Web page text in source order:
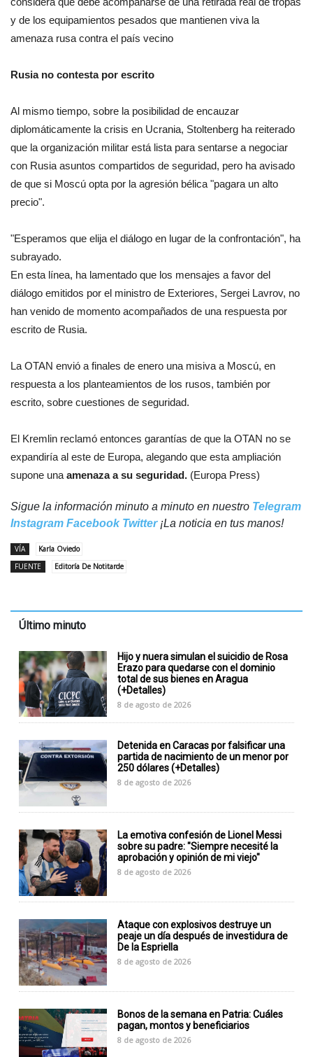
y de los equipamientos pesados que mantienen viva la
amenaza rusa contra el país vecino
Rusia no contesta por escrito
Al mismo tiempo, sobre la posibilidad de encauzar
diplomáticamente la crisis en Ucrania, Stoltenberg ha reiterado
que la organización militar está lista para sentarse a negociar
con Rusia asuntos compartidos de seguridad, pero ha avisado
de que si Moscú opta por la agresión bélica "pagara un alto
precio".
"Esperamos que elija el diálogo en lugar de la confrontación", ha
subrayado.
En esta línea, ha lamentado que los mensajes a favor del
diálogo emitidos por el ministro de Exteriores, Sergei Lavrov, no
han venido de momento acompañados de una respuesta por
escrito de Rusia.
La OTAN envió a finales de enero una misiva a Moscú, en
respuesta a los planteamientos de los rusos, también por
escrito, sobre cuestiones de seguridad.
El Kremlin reclamó entonces garantías de que la OTAN no se
expandiría al este de Europa, alegando que esta ampliación
supone una amenaza a su seguridad. (Europa Press)
Sigue la información minuto a minuto en nuestro Telegram
Instagram Facebook Twitter¡La noticia en tus manos!
VÍA
Karla Oviedo
FUENTE
Editoría De Notitarde
Último minuto
Hijo y nuera simulan el suicidio de Rosa
Erazo para quedarse con el dominio
total de sus bienes en Aragua
(+Detalles)
8 de agosto de 2026
Detenida en Caracas por falsificar una
partida de nacimiento de un menor por
250 dólares (+Detalles)
8 de agosto de 2026
La emotiva confesión de Lionel Messi
sobre su padre: "Siempre necesité la
aprobación y opinión de mi viejo"
8 de agosto de 2026
Ataque con explosivos destruye un
peaje un día después de investidura de
De la Espriella
8 de agosto de 2026
Bonos de la semana en Patria: Cuáles
pagan, montos y beneficiarios
8 de agosto de 2026